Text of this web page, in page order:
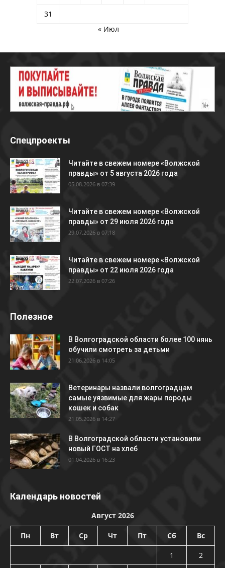
31
« Июл
Спецпроекты
Читайте в свежем номере «Волжской
правды» от 5 августа 2026 года
05.08.2026 в 07:39
Читайте в свежем номере «Волжской
правды» от 29 июля 2026 года
29.07.2026 в 07:18
Читайте в свежем номере «Волжской
правды» от 22 июля 2026 года
22.07.2026 в 07:26
Полезное
В Волгоградской области более 100 нянь
обучили смотреть за детьми
21.06.2026 в 14:05
Ветеринары назвали волгоградцам
самые уязвимые для жары породы
кошек и собак
21.05.2026 в 14:27
В Волгоградской области установили
новый ГОСТ на хлеб
01.04.2026 в 16:23
Календарь новостей
Август 2026
Пн Вт Ср Чт Пт Сб Вс
1
2